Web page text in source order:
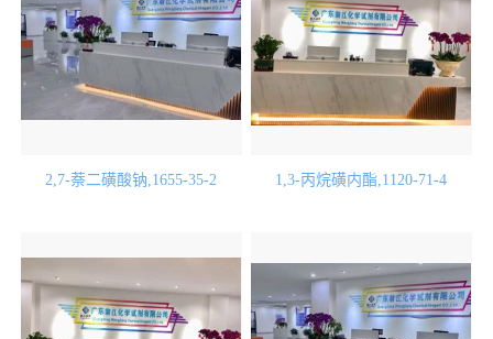
2,7-萘二磺酸钠,1655-35-2 1,3-丙烷磺内酯,1120-71-4